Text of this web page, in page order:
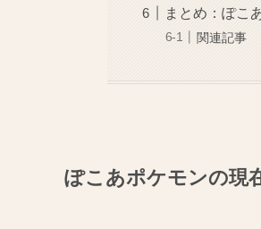
まとめ：ぽこ
関連記事
ぽこあポケモンの現